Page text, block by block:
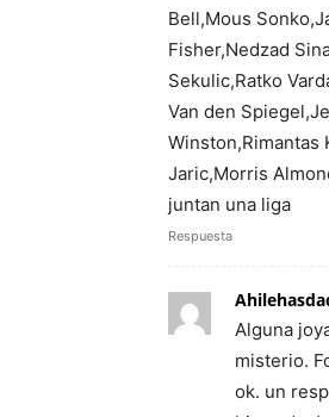
Bell,Mous
Fisher,Nedzad
Sekulic,Ratko
Van den
Winston,Rimantas
Jaric,Morris
juntan una liga
Respuesta
Alguna
misterio.
ok. un